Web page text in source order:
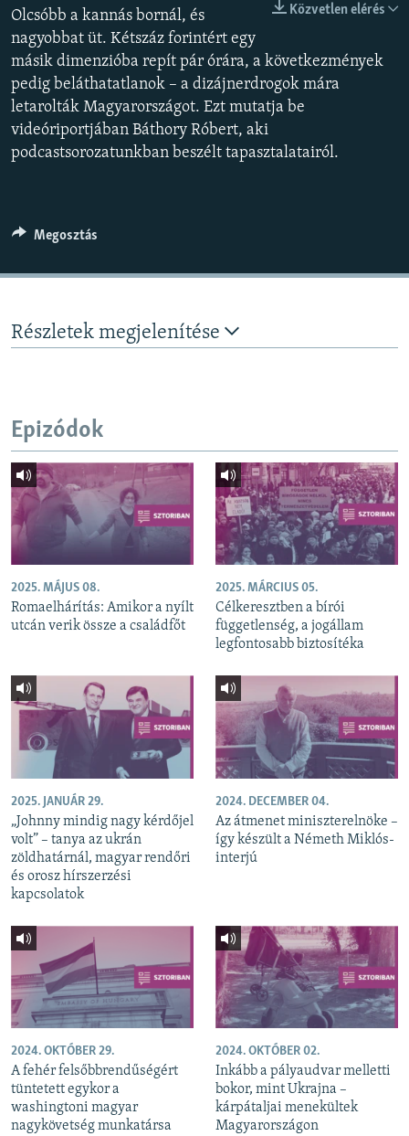
A MÚLT TANULSÁGAI
Valamennyi RFE/RL weboldal
Közvetlen elérés
Olcsóbb a kannás bornál, és
nagyobbat üt. Kétszáz forintért egy
másik dimenzióba repít pár órára, a következmények
pedig beláthatatlanok – a dizájnerdrogok mára
letarolták Magyarországot. Ezt mutatja be
videóriportjában Báthory Róbert, aki
podcastsorozatunkban beszélt tapasztalatairól.
Megosztás
Részletek megjelenítése
Epizódok
2025. MÁJUS 08.
Romaelhárítás: Amikor a nyílt
utcán verik össze a családfőt
2025. MÁRCIUS 05.
Célkeresztben a bírói
függetlenség, a jogállam
legfontosabb biztosítéka
2025. JANUÁR 29.
„Johnny mindig nagy kérdőjel
volt” – tanya az ukrán
zöldhatárnál, magyar rendőri
és orosz hírszerzési
kapcsolatok
2024. DECEMBER 04.
Az átmenet miniszterelnöke –
így készült a Németh Miklós-
interjú
2024. OKTÓBER 29.
A fehér felsőbbrendűségért
tüntetett egykor a
washingtoni magyar
nagykövetség munkatársa
2024. OKTÓBER 02.
Inkább a pályaudvar melletti
bokor, mint Ukrajna –
kárpátaljai menekültek
Magyarországon